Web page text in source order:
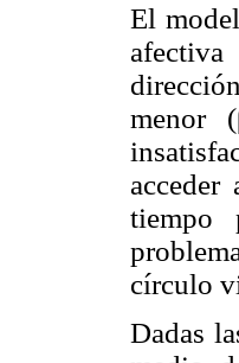
El
menor
tiempo
círculo
Dadas